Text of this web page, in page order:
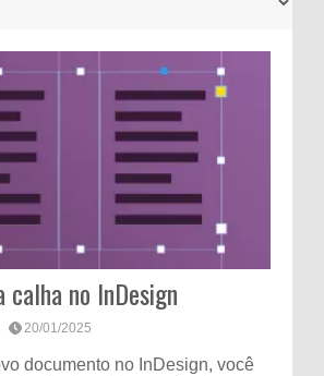
calha no InDesign
20/01/2025
documento no InDesign, você